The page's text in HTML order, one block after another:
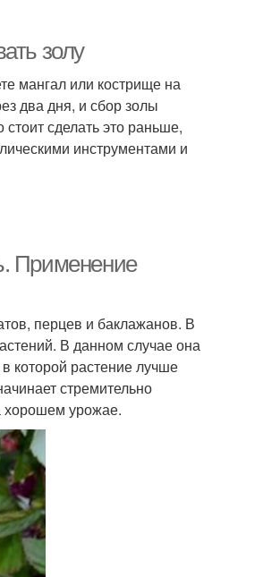
золу
мангал или кострище на
два дня, и сбор золы
сделать это раньше,
инструментами и
Применение
перцев и баклажанов. В
В данном случае она
которой растение лучше
стремительно
хорошем урожае.